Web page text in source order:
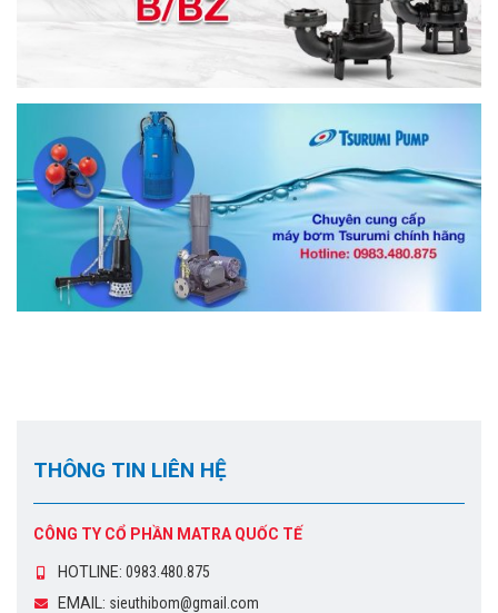
THÔNG TIN LIÊN HỆ
CÔNG TY CỔ PHẦN MATRA QUỐC TẾ
HOTLINE: 0983.480.875
EMAIL: sieuthibom@gmail.com